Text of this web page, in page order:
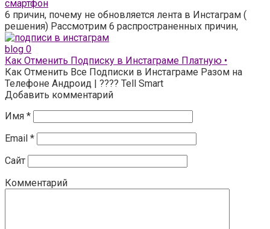
смартфон
6 причин, почему не обновляется лента в Инстаграм (
решения) Рассмотрим 6 распространенных причин,
blog 0
Как Отменить Подписку в Инстаграме Платную •
Как Отменить Все Подписки в Инстаграме Разом на
Телефоне Андроид | ???? Tell Smart
Добавить комментарий
Имя *
Email *
Сайт
Комментарий